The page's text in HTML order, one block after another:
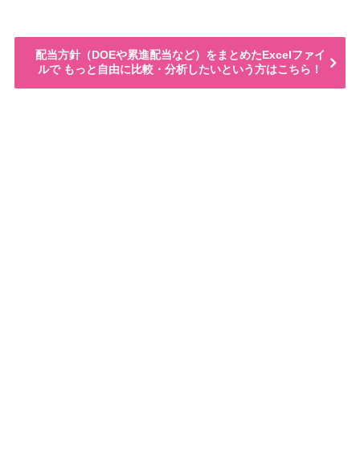
配当方針（DOEや累進配当など）をまとめたExcelファイ
ルで もっと自由に比較・分析したいという方はこちら！